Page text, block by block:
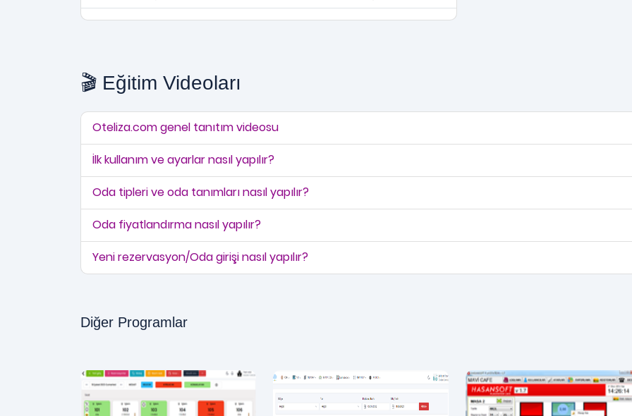
🎬 Eğitim Videoları
Oteliza.com genel tanıtım videosu
İlk kullanım ve ayarlar nasıl yapılır?
Oda tipleri ve oda tanımları nasıl yapılır?
Oda fiyatlandırma nasıl yapılır?
Yeni rezervasyon/Oda girişi nasıl yapılır?
Diğer Programlar